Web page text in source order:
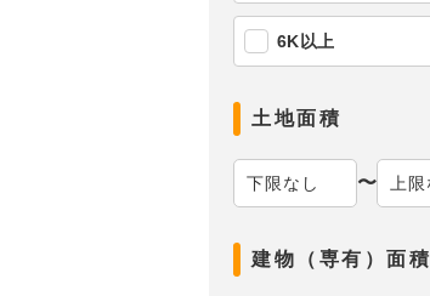
6K以上
土地面積
〜
建物（専有）面積